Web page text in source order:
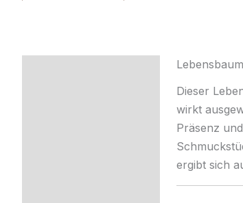
Dieser
wirkt
Präsenz
ergibt sich